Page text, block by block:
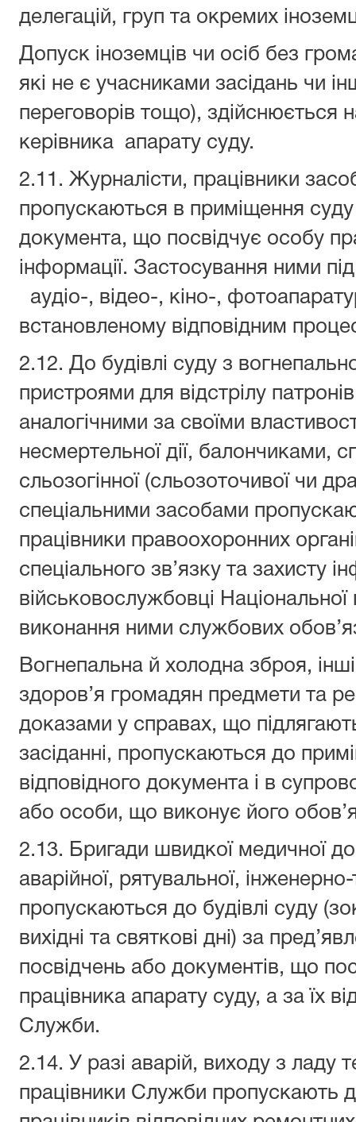
делегацій, груп та окремих
Допуск іноземців чи осіб без
які не є учасниками засідань чи
переговорів тощо), здійснюється
керівника апарату суду.
2.11. Журналісти, працівники
пропускаються в приміщення
документа, що посвідчує особу
інформації. Застосування ними
аудіо-, відео-, кіно-,
встановленому відповідним
2.12. До будівлі суду з
пристроями для відстрілу
аналогічними за своїми
несмертельної дії, балончиками,
сльозогінної (сльозоточивої чи
спеціальними засобами
працівники правоохоронних
спеціального зв’язку та захисту
військовослужбовці Національної
виконання ними службових
Вогнепальна й холодна зброя,
здоров’я громадян предмети та
доказами у справах, що
засіданні, пропускаються до
відповідного документа і в
або особи, що виконує його
2.13. Бригади швидкої медичної
аварійної, рятувальної,
пропускаються до будівлі суду
вихідні та святкові дні) за
посвідчень або документів, що
працівника апарату суду, а за їх
Служби.
2.14. У разі аварій, виходу з ладу
працівники Служби пропускають